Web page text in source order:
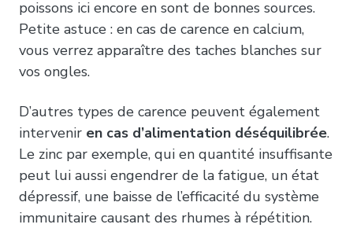
poissons ici encore en sont de bonnes sources.
Petite astuce : en cas de carence en calcium,
vous verrez apparaître des taches blanches sur
vos ongles.
D’autres types de carence peuvent également
intervenir en cas d’alimentation déséquilibrée.
Le zinc par exemple, qui en quantité insuffisante
peut lui aussi engendrer de la fatigue, un état
dépressif, une baisse de l’efficacité du système
immunitaire causant des rhumes à répétition.